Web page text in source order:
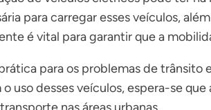
para carregar esses veículos,
é vital para garantir que a
para os problemas de
desses veículos, espera-se